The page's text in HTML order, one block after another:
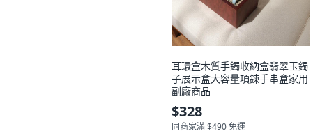
耳環盒木質手鐲收納盒翡翠玉鐲
子展示盒大容量項鍊手串盒家用
副廠商品
$328
同商家滿 $490 免運